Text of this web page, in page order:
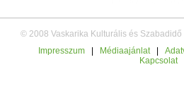
© 2008 Vaskarika Kulturális és
Impresszum
Médiaajánlat
Kapcsolat